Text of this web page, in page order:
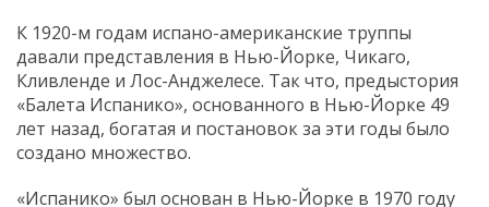
К 1920-м годам испано-американские труппы
давали представления в Нью-Йорке, Чикаго,
Кливленде и Лос-Анджелесе. Так что, предыстория
«Балета Испанико», основанного в Нью-Йорке 49
лет назад, богатая и постановок за эти годы было
создано множество.
«Испанико» был основан в Нью-Йорке в 1970 году